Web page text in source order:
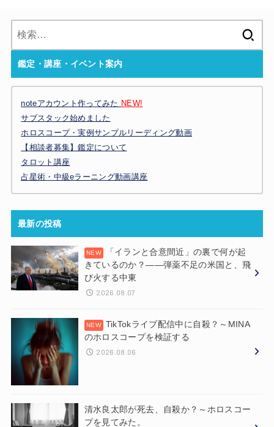
鑑定・講座・イベント案内
noteアカウント作ってみた NEW!
サブスタック始めました
ホロスコープ・実例サンプルリーディング動画
【相談者募集】鑑定について
タロット講座
占星術・中級eラーニング動画講座
最新の投稿
「イランと合意間近」の裏で何が起
きているのか？——弾薬不足の米国と、飛
び火する中東
2026.08.07
TikTokライブ配信中に自殺？～MINA
のホロスコープを検証する
2026.08.06
清水良太郎が死去、自殺か？～ホロスコー
プを見てみた。